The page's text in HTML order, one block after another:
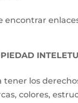
encontrar
tener los
colores,